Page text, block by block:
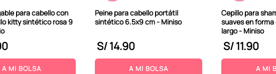
para cabello con
kitty sintético rosa 9
A MI BOLSA
Peine para cabello portátil
sintético 6.5x9 cm - Miniso
S/14.90
A MI BOLSA
Cepillo para
suaves en
largo - Miniso
S/11.90
A MI